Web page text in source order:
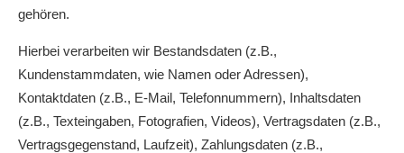
gehören.
Hierbei verarbeiten wir Bestandsdaten (z.B.,
Kundenstammdaten, wie Namen oder Adressen),
Kontaktdaten (z.B., E-Mail, Telefonnummern), Inhaltsdaten
(z.B., Texteingaben, Fotografien, Videos), Vertragsdaten (z.B.,
Vertragsgegenstand, Laufzeit), Zahlungsdaten (z.B.,